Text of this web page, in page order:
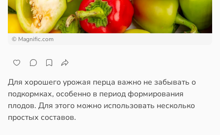
21:42
© Magnific.com
Для хорошего урожая перца важно не забывать о
подкормках, особенно в период формирования
плодов. Для этого можно использовать несколько
простых составов.